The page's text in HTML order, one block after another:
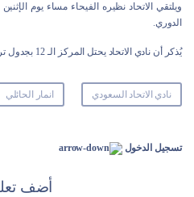
الدوري.
يُذكر أن نادي الاتحاد يحتل المركز الـ 12 بجدول ترتيب الدوري برصيد 27 نقطة.
نادي الاتحاد السعودي انمار الحائلي
تسجيل الدخول
أضف